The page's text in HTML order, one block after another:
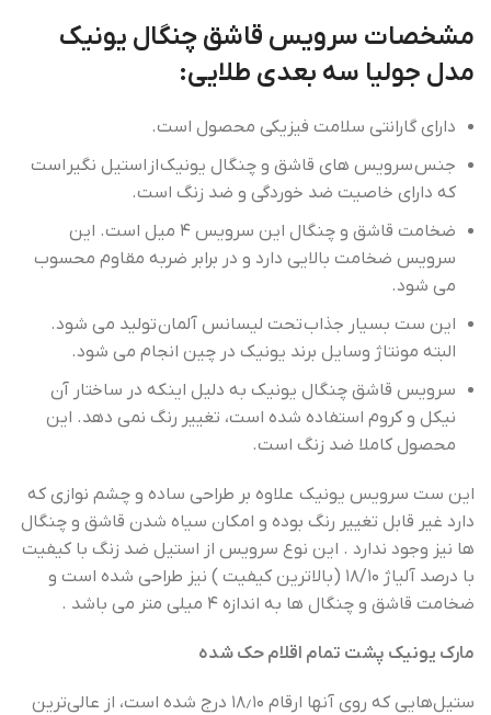
مشخصات سرویس قاشق چنگال یونیک
مدل‌ جولیا سه بعدی‌ طلایی:
دارای گارانتی سلامت فیزیکی محصول است.
جنس سرویس های قاشق و چنگال یونیک از استیل نگیر است
که دارای خاصیت ضد خوردگی و ضد زنگ است.
ضخامت قاشق و چنگال این سرویس ۴ میل است. این
سرویس ضخامت بالایی دارد و در برابر ضربه مقاوم محسوب
می شود.
این ست بسیار جذاب تحت لیسانس آلمان تولید می شود.
البته مونتاژ وسایل برند یونیک در چین انجام می شود.
سرویس قاشق چنگال یونیک به دلیل اینکه در ساختار آن
نیکل و کروم استفاده شده است، تغییر رنگ نمی دهد. این
محصول کاملا ضد زنگ است.
این ست سرویس یونیک علاوه بر طراحی ساده و چشم نوازی که
دارد غیر قابل تغییر رنگ بوده و امکان سیاه شدن قاشق و چنگال
ها نیز وجود ندارد . این نوع سرویس از استیل ضد زنگ با کیفیت
با درصد آلیاژ ۱۸/۱۰ (بالاترین کیفیت ) نیز طراحی شده است و
ضخامت قاشق و چنگال ها به اندازه ۴ میلی متر می باشد .
مارک یونیک پشت تمام اقلام‌ حک شده
ستیل‌هایی که روی آنها ارقام ۱۸٫۱۰ درج شده است، از عالی‌ترین